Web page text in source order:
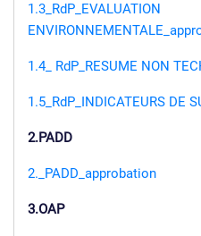
1.3_RdP_EVALUATION
1.4_ RdP_RESUME NON
1.5_RdP_INDICATEURS DE
2.PADD
2._PADD_approbation
3.OAP